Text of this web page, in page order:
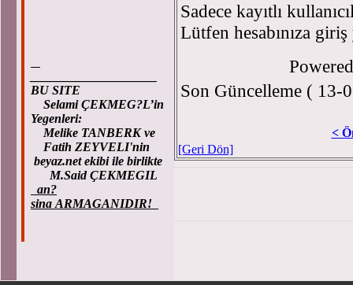
BU SITE
Selami ÇEKMEG?L’in
Yegenleri:
Melike TANBERK ve
Fatih ZEYVELI'nin
beyaz.net ekibi ile birlikte
M.Said ÇEKMEGIL
an?
sina ARMAGANIDIR!
Sadece kayıtlı
Lütfen hesabınıza
Son Güncelleme ( 13-
<
[Geri Dön]